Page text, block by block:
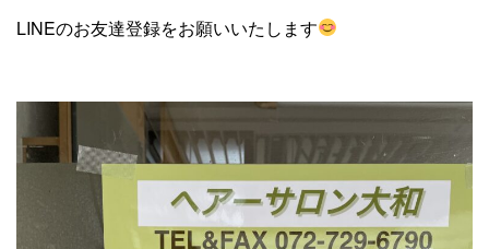
LINEのお友達登録をお願いいたします